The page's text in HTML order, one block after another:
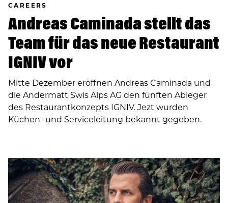
CAREERS
Andreas Caminada stellt das
Team für das neue Restaurant
IGNIV vor
Mitte Dezember eröffnen Andreas Caminada und
die Andermatt Swis Alps AG den fünften Ableger
des Restaurantkonzepts IGNIV. Jezt wurden
Küchen- und Serviceleitung bekannt gegeben.